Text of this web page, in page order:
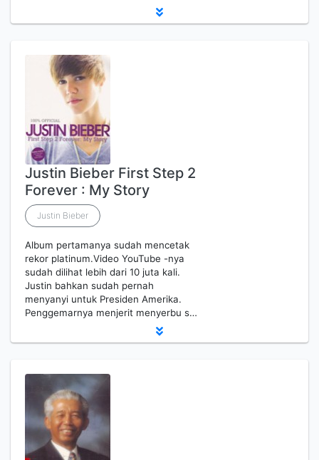
Justin Bieber First Step 2
Forever : My Story
Justin Bieber
Album pertamanya sudah mencetak
rekor platinum.Video YouTube -nya
sudah dilihat lebih dari 10 juta kali.
Justin bahkan sudah pernah
menyanyi untuk Presiden Amerika.
Penggemarnya menjerit menyerbu s…